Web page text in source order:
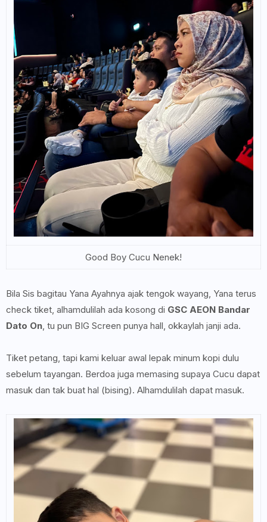
Good Boy Cucu Nenek!
Bila Sis bagitau Yana Ayahnya ajak tengok wayang, Yana terus
check tiket, alhamdulilah ada kosong di GSC AEON Bandar
Dato On, tu pun BIG Screen punya hall, okkaylah janji ada.
Tiket petang, tapi kami keluar awal lepak minum kopi dulu
sebelum tayangan. Berdoa juga memasing supaya Cucu dapat
masuk dan tak buat hal (bising). Alhamdulilah dapat masuk.